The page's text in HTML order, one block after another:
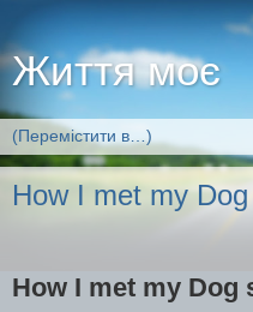
Життя моє
How I met my
How I met my Dog